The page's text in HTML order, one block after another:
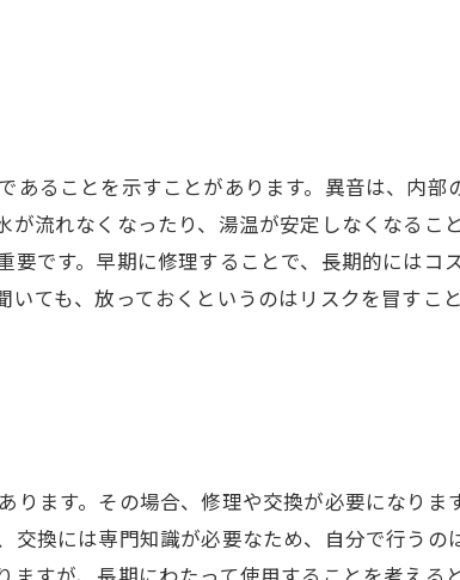
ることを示すことがあります。異音は、内部
流れなくなったり、湯温が安定しなくなるこ
です。早期に修理することで、長期的にはコ
ても、放っておくというのはリスクを冒すこ
ます。その場合、修理や交換が必要になりま
換には専門知識が必要なため、自分で行うの